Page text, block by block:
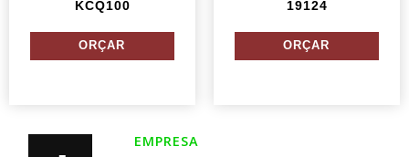
KCQ100 19124
EMPRESA